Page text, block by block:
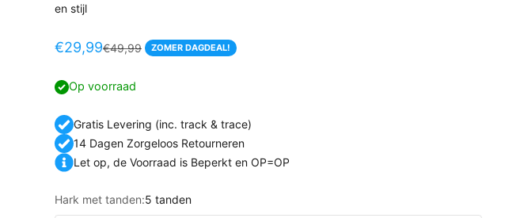
en stijl
Aanbiedingsprijs
€29,99Normale prijs
€49,99 ZOMER DAGDEAL!
Op voorraad
Gratis Levering (inc. track & trace)
14 Dagen Zorgeloos Retourneren
Let op, de Voorraad is Beperkt en OP=OP
Hark met tanden:5 tanden